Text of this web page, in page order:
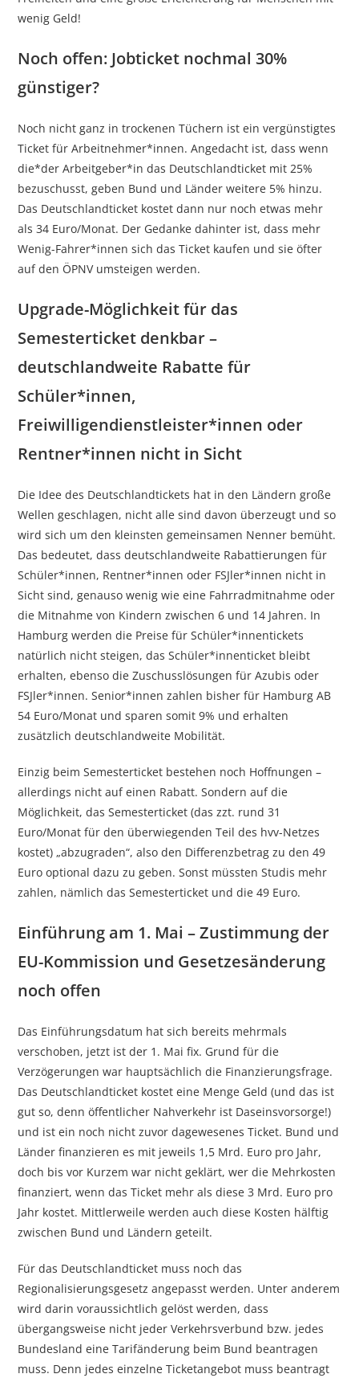
wenig Geld!
Noch offen: Jobticket nochmal 30%
günstiger?
Noch nicht ganz in trockenen Tüchern ist ein vergünstigtes
Ticket für Arbeitnehmer*innen. Angedacht ist, dass wenn
die*der Arbeitgeber*in das Deutschlandticket mit 25%
bezuschusst, geben Bund und Länder weitere 5% hinzu.
Das Deutschlandticket kostet dann nur noch etwas mehr
als 34 Euro/Monat. Der Gedanke dahinter ist, dass mehr
Wenig-Fahrer*innen sich das Ticket kaufen und sie öfter
auf den ÖPNV umsteigen werden.
Upgrade-Möglichkeit für das
Semesterticket denkbar –
deutschlandweite Rabatte für
Schüler*innen,
Freiwilligendienstleister*innen oder
Rentner*innen nicht in Sicht
Die Idee des Deutschlandtickets hat in den Ländern große
Wellen geschlagen, nicht alle sind davon überzeugt und so
wird sich um den kleinsten gemeinsamen Nenner bemüht.
Das bedeutet, dass deutschlandweite Rabattierungen für
Schüler*innen, Rentner*innen oder FSJler*innen nicht in
Sicht sind, genauso wenig wie eine Fahrradmitnahme oder
die Mitnahme von Kindern zwischen 6 und 14 Jahren. In
Hamburg werden die Preise für Schüler*innentickets
natürlich nicht steigen, das Schüler*innenticket bleibt
erhalten, ebenso die Zuschusslösungen für Azubis oder
FSJler*innen. Senior*innen zahlen bisher für Hamburg AB
54 Euro/Monat und sparen somit 9% und erhalten
zusätzlich deutschlandweite Mobilität.
Einzig beim Semesterticket bestehen noch Hoffnungen –
allerdings nicht auf einen Rabatt. Sondern auf die
Möglichkeit, das Semesterticket (das zzt. rund 31
Euro/Monat für den überwiegenden Teil des hvv-Netzes
kostet) „abzugraden“, also den Differenzbetrag zu den 49
Euro optional dazu zu geben. Sonst müssten Studis mehr
zahlen, nämlich das Semesterticket und die 49 Euro.
Einführung am 1. Mai – Zustimmung der
EU-Kommission und Gesetzesänderung
noch offen
Das Einführungsdatum hat sich bereits mehrmals
verschoben, jetzt ist der 1. Mai fix. Grund für die
Verzögerungen war hauptsächlich die Finanzierungsfrage.
Das Deutschlandticket kostet eine Menge Geld (und das ist
gut so, denn öffentlicher Nahverkehr ist Daseinsvorsorge!)
und ist ein noch nicht zuvor dagewesenes Ticket. Bund und
Länder finanzieren es mit jeweils 1,5 Mrd. Euro pro Jahr,
doch bis vor Kurzem war nicht geklärt, wer die Mehrkosten
finanziert, wenn das Ticket mehr als diese 3 Mrd. Euro pro
Jahr kostet. Mittlerweile werden auch diese Kosten hälftig
zwischen Bund und Ländern geteilt.
Für das Deutschlandticket muss noch das
Regionalisierungsgesetz angepasst werden. Unter anderem
wird darin voraussichtlich gelöst werden, dass
übergangsweise nicht jeder Verkehrsverbund bzw. jedes
Bundesland eine Tarifänderung beim Bund beantragen
muss. Denn jedes einzelne Ticketangebot muss beantragt